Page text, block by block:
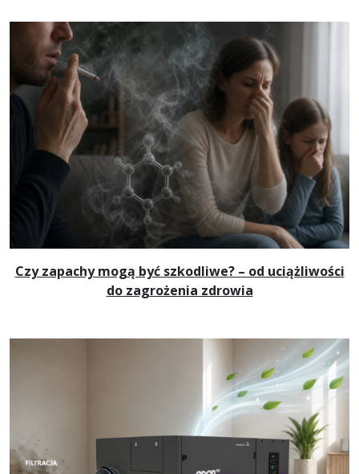
Czy zapachy mogą być szkodliwe? – od uciążliwości
do zagrożenia zdrowia